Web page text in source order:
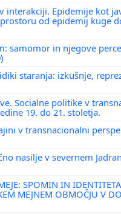
interakciji. Epidemije kot
od epidemij kuge
samomor in njegove
staranja: izkušnje,
Socialne politike v
19. do 21. stoletja.
v transnacionalni
nasilje v severnem
SPOMIN IN
MEJNEM OBMOČJU V